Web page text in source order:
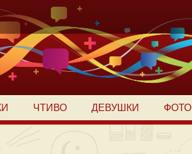
ЧТИВО ДЕВУШКИ ФОТО